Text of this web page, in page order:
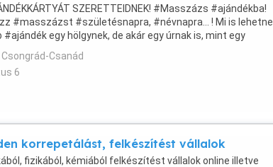
SZERETTEIDNEK! #Masszázs #ajándékba!
#masszázst #születésnapra, #névnapra... ! Mi is lehetne
#ajándék egy hölgynek, de akár egy úrnak is, mint egy
után egy kellemes masszázs. Ez az ...
Csanád
6
korrepetálást, felkészítést vállalok
fizikából, kémiából felkészítést vállalok online illetve